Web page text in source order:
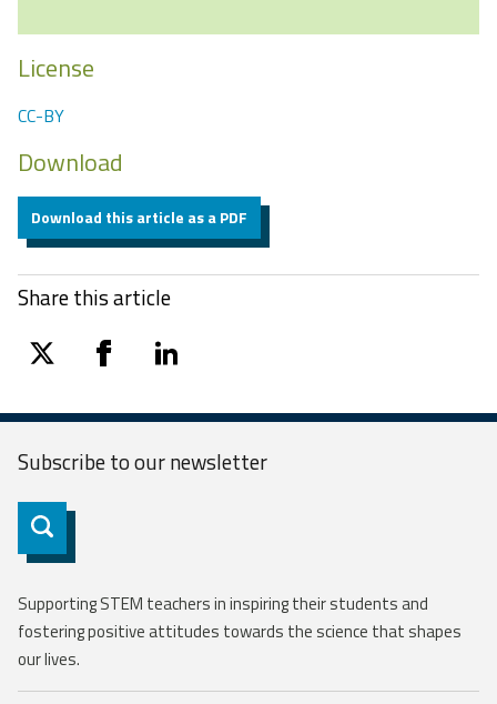
License
CC-BY
Download
Download this article as a PDF
Share this article
twitter facebooklinkedin
Subscribe to ournewsletter
Subscribe
Supporting STEM teachers in inspiring their students and
fostering positive attitudes towards the science that shapes
our lives.